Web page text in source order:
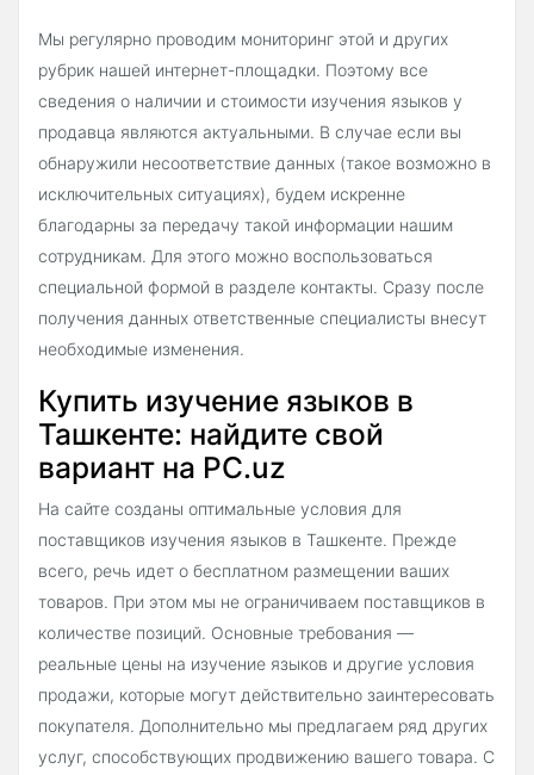
Мы регулярно проводим мониторинг этой и других
рубрик нашей интернет-площадки. Поэтому все
сведения о наличии и стоимости изучения языков у
продавца являются актуальными. В случае если вы
обнаружили несоответствие данных (такое возможно в
исключительных ситуациях), будем искренне
благодарны за передачу такой информации нашим
сотрудникам. Для этого можно воспользоваться
специальной формой в разделе контакты. Сразу после
получения данных ответственные специалисты внесут
необходимые изменения.
Купить изучение языков в
Ташкенте: найдите свой
вариант на PC.uz
На сайте созданы оптимальные условия для
поставщиков изучения языков в Ташкенте. Прежде
всего, речь идет о бесплатном размещении ваших
товаров. При этом мы не ограничиваем поставщиков в
количестве позиций. Основные требования —
реальные цены на изучение языков и другие условия
продажи, которые могут действительно заинтересовать
покупателя. Дополнительно мы предлагаем ряд других
услуг, способствующих продвижению вашего товара. С